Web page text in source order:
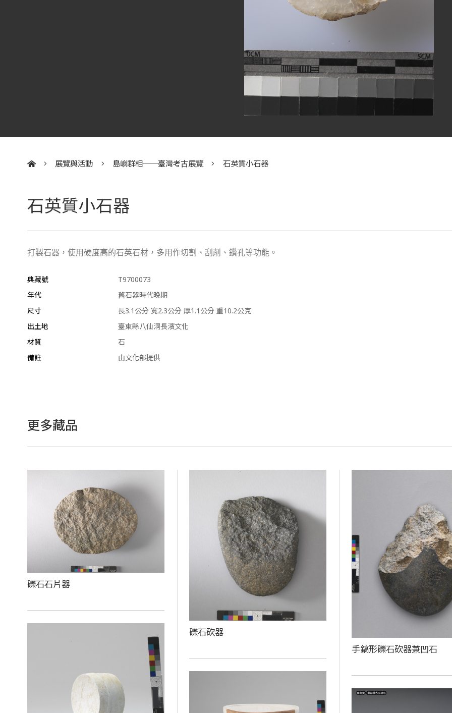
展覽與活動 島嶼群相──臺灣考古展覽 石英質小石器
石英質小石器
打製石器，使用硬度高的石英石材，多用作切割、刮削、鑽孔等功能。
典藏號
T9700073
年代
舊石器時代晚期
尺寸
長3.1公分 寬2.3公分 厚1.1公分 重10.2公克
出土地
臺東縣八仙洞長濱文化
材質
石
備註
由文化部提供
更多藏品
礫石石片器
礫石砍器
手鎬形礫石砍器兼凹石